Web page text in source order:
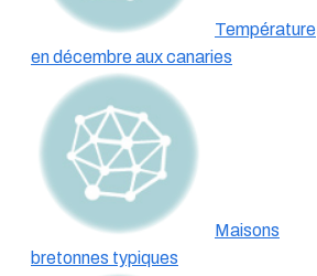
Température
en décembre aux canaries
Maisons
bretonnes typiques